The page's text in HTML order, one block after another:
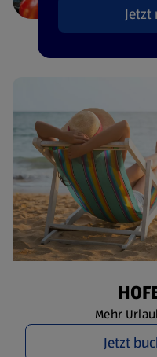
Jetzt
Mehr
Jetzt